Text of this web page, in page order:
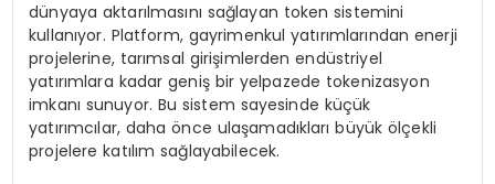
dünyaya aktarılmasını sağlayan token sistemini
kullanıyor. Platform, gayrimenkul yatırımlarından enerji
projelerine, tarımsal girişimlerden endüstriyel
yatırımlara kadar geniş bir yelpazede tokenizasyon
imkanı sunuyor. Bu sistem sayesinde küçük
yatırımcılar, daha önce ulaşamadıkları büyük ölçekli
projelere katılım sağlayabilecek.